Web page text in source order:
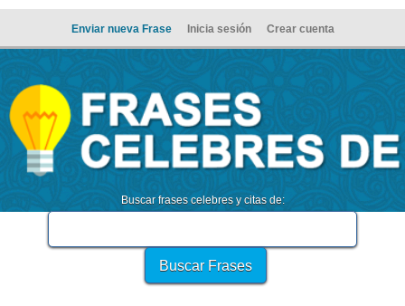
Enviar nueva Frase Inicia sesión Crear cuenta
Buscar frases celebres y citas de: